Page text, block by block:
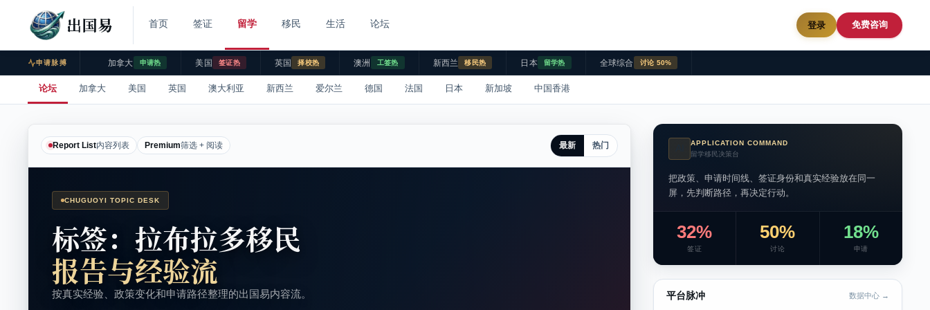
出国易 首页 签证 留学 移民 生活 论坛 登录 免费咨询
申请脉搏 加拿大 申请热 美国 签证热 英国 择校热 澳洲 工签热 新西兰 移民热 日本 留学热 全球综合 讨论 50%
论坛 加拿大 美国 英国 澳大利亚 新西兰 爱尔兰 德国 法国 日本 新加坡 中国香港
Report List内容列表 Premium筛选 + 阅读 最新 热门
CHUGUOYI TOPIC DESK
标签：拉布拉多移民
报告与经验流
按真实经验、政策变化和申请路径整理的出国易内容流。
APPLICATION COMMAND
留学移民决策台
把政策、申请时间线、签证身份和真实经验放在同一
屏，先判断路径，再决定行动。
32%
签证
50%
讨论
18%
申请
平台脉冲 数据中心 →